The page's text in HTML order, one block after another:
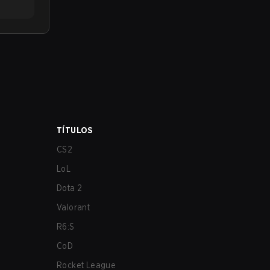
TÍTULOS
CS2
LoL
Dota 2
Valorant
R6:S
CoD
Rocket League